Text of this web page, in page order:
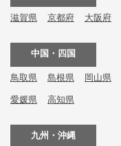
滋賀県 京都府 大阪府
中国・四国
鳥取県 島根県 岡山県
愛媛県 高知県
九州・沖縄